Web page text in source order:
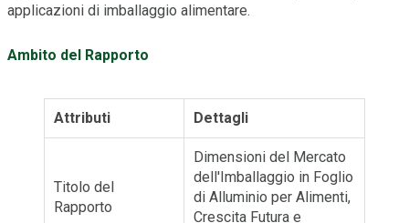
applicazioni di imballaggio alimentare.
Ambito del Rapporto
Attributi Dettagli
Titolo del
Rapporto
Dimensioni del Mercato
dell'Imballaggio in Foglio
di Alluminio per Alimenti,
Crescita Futura e